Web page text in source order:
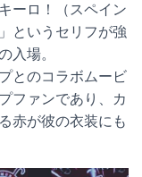
ーロ！（スペイン
というセリフが強
入場。
とのコラボムービ
ファンであり、カ
赤が彼の衣装にも